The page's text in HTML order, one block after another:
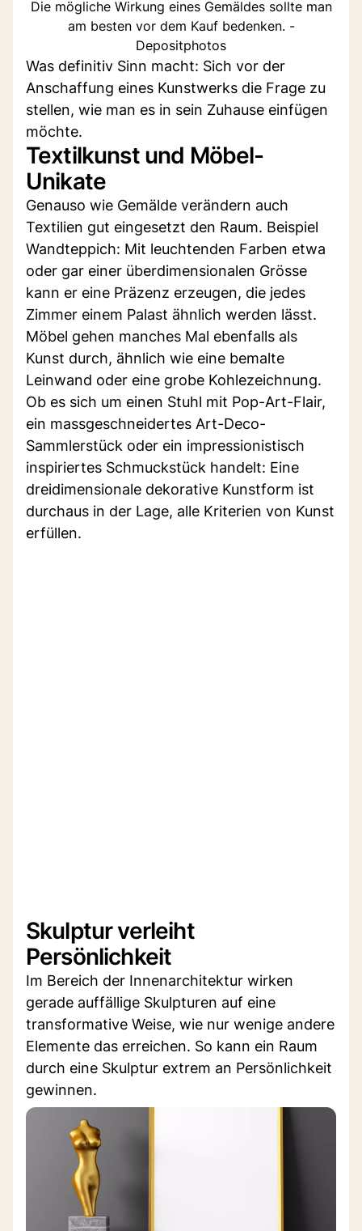
Die mögliche Wirkung eines Gemäldes sollte man
am besten vor dem Kauf bedenken. -
Depositphotos
Was definitiv Sinn macht: Sich vor der
Anschaffung eines Kunstwerks die Frage zu
stellen, wie man es in sein Zuhause einfügen
möchte.
Textilkunst und Möbel-
Unikate
Genauso wie Gemälde verändern auch
Textilien gut eingesetzt den Raum. Beispiel
Wandteppich: Mit leuchtenden Farben etwa
oder gar einer überdimensionalen Grösse
kann er eine Präzenz erzeugen, die jedes
Zimmer einem Palast ähnlich werden lässt.
Möbel gehen manches Mal ebenfalls als
Kunst durch, ähnlich wie eine bemalte
Leinwand oder eine grobe Kohlezeichnung.
Ob es sich um einen Stuhl mit Pop-Art-Flair,
ein massgeschneidertes Art-Deco-
Sammlerstück oder ein impressionistisch
inspiriertes Schmuckstück handelt: Eine
dreidimensionale dekorative Kunstform ist
durchaus in der Lage, alle Kriterien von Kunst
erfüllen.
Skulptur verleiht
Persönlichkeit
Im Bereich der Innenarchitektur wirken
gerade auffällige Skulpturen auf eine
transformative Weise, wie nur wenige andere
Elemente das erreichen. So kann ein Raum
durch eine Skulptur extrem an Persönlichkeit
gewinnen.